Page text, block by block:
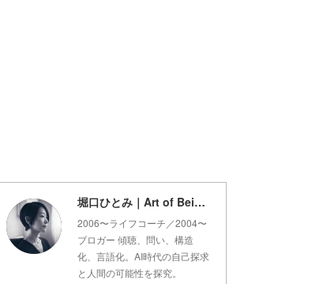
堀口ひとみ｜Art of Being Lab
2006〜ライフコーチ／2004〜
ブロガー 傾聴、問い、構造
化、言語化。AI時代の自己探求
と人間の可能性を探究。